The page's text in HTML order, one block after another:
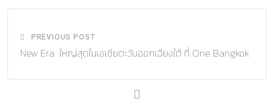
PREVIOUS POST
New Era ใหญ่สุดในเอเชียตะวันออกเฉียงใต้ ที่ One Bangkok